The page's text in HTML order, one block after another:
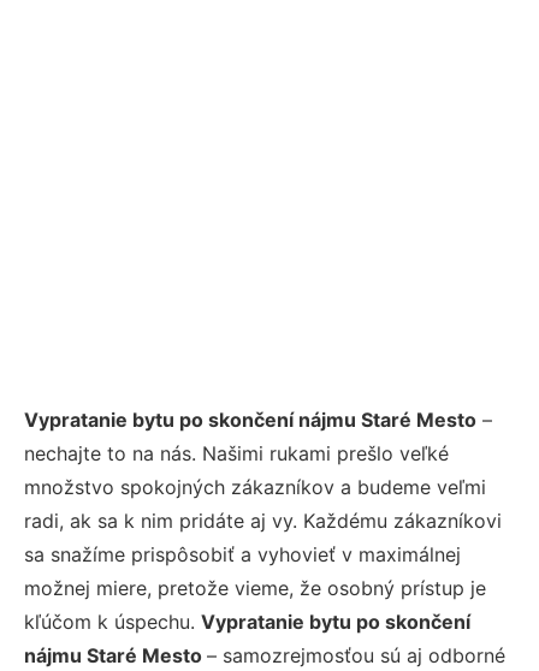
Vypratanie bytu po skončení nájmu Staré Mesto –
nechajte to na nás. Našimi rukami prešlo veľké
množstvo spokojných zákazníkov a budeme veľmi
radi, ak sa k nim pridáte aj vy. Každému zákazníkovi
sa snažíme prispôsobiť a vyhovieť v maximálnej
možnej miere, pretože vieme, že osobný prístup je
kľúčom k úspechu. Vypratanie bytu po skončení
nájmu Staré Mesto – samozrejmosťou sú aj odborné